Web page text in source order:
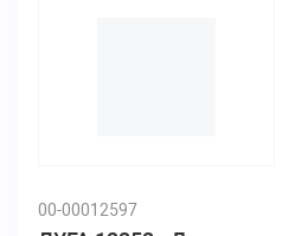
00-00012597